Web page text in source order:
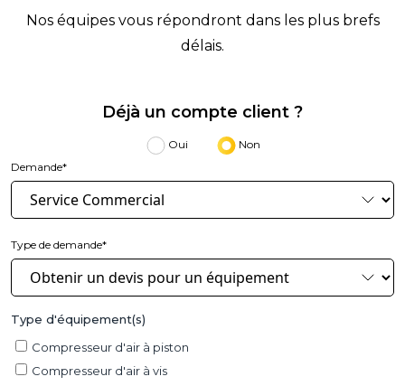
Nos équipes vous répondront dans les plus brefs
délais.
Déjà un compte client ?
Oui
Non
Demande*
Type de demande*